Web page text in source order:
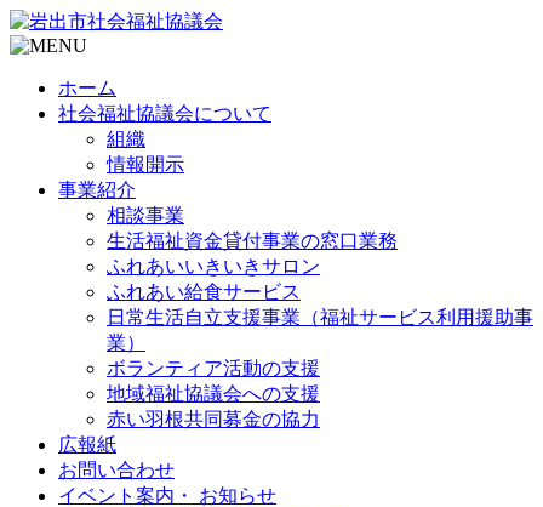
ホーム
社会福祉協議会について
組織
情報開示
事業紹介
相談事業
生活福祉資金貸付事業の窓口業務
ふれあいいきいきサロン
ふれあい給食サービス
日常生活自立支援事業（福祉サービス利用援助事
業）
ボランティア活動の支援
地域福祉協議会への支援
赤い羽根共同募金の協力
広報紙
お問い合わせ
イベント案内・ お知らせ